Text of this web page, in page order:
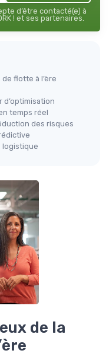
d’être contacté(e) à
! et ses partenaires.
flotte à l’ère
d’optimisation
temps réel
des risques
logistique
de la